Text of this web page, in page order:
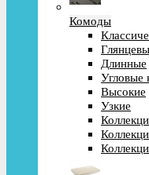
Комоды
Длинные
Угловые
Высокие
Узкие